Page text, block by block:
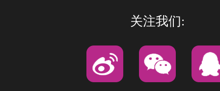
关注我们: